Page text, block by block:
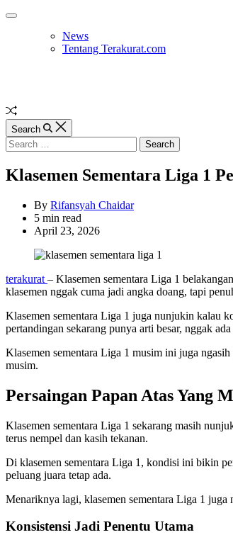
Skip
Off
News
Tentang Terakurat.com
Random
Article
Search
Search
for:
Klasemen Sementara Liga 1
By Rifansyah Chaidar
Estimated
read
5 min read
April 23, 2026
terakurat – Klasemen sementara Liga 1
klasemen nggak cuma jadi angka doang, tapi
Klasemen sementara Liga 1 juga nunjukin kalau
pertandingan sekarang punya arti besar, nggak
Klasemen sementara Liga 1 musim ini juga
musim.
Persaingan Papan Atas Yang
Klasemen sementara Liga 1 sekarang masih
terus nempel dan kasih tekanan.
Di klasemen sementara Liga 1, kondisi ini bikin
peluang juara tetap ada.
Menariknya lagi, klasemen sementara Liga 1
Konsistensi Jadi Penentu Utama